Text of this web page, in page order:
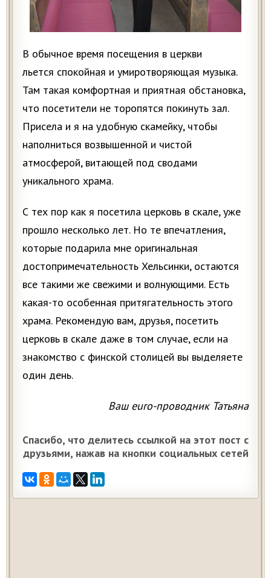
В обычное время посещения в церкви
льется спокойная и умиротворяющая музыка.
Там такая комфортная и приятная обстановка,
что посетители не торопятся покинуть зал.
Присела и я на удобную скамейку, чтобы
наполниться возвышенной и чистой
атмосферой, витающей под сводами
уникального храма.
С тех пор как я посетила церковь в скале, уже
прошло несколько лет. Но те впечатления,
которые подарила мне оригинальная
достопримечательность Хельсинки, остаются
все такими же свежими и волнующими. Есть
какая-то особенная притягательность этого
храма. Рекомендую вам, друзья, посетить
церковь в скале даже в том случае, если на
знакомство с финской столицей вы выделяете
один день.
Ваш euro-проводник Татьяна
Спасибо, что делитесь ссылкой на этот пост с
друзьями, нажав на кнопки социальных сетей